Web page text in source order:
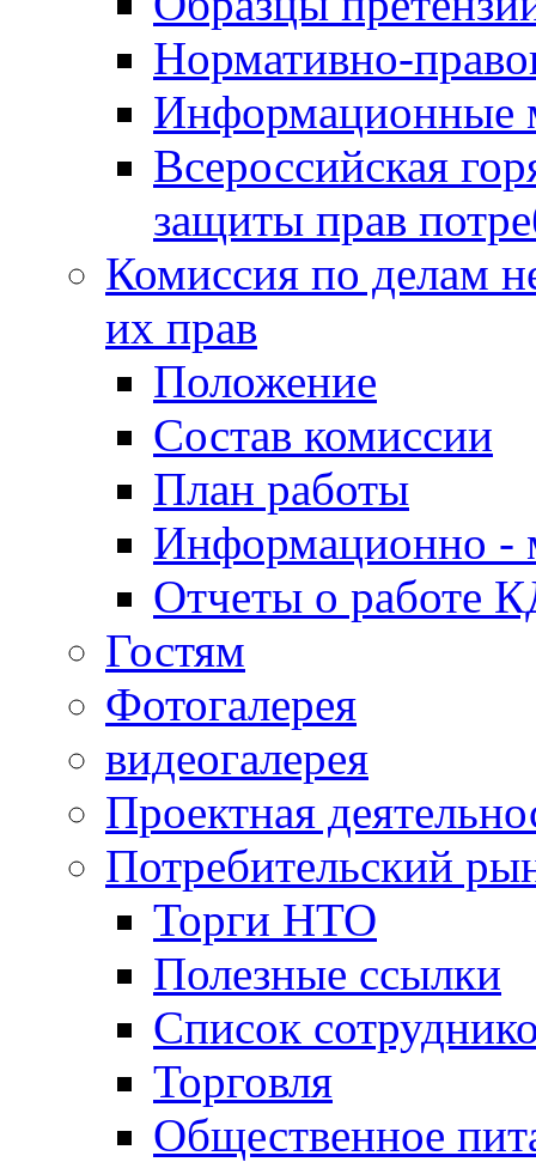
Нормативно-
Информационные
Всероссийская
защиты прав
Комиссия по делам
их прав
Положение
Состав комиссии
План работы
Информационно -
Отчеты о работе
Гостям
Фотогалерея
видеогалерея
Проектная
Потребительский
Торги НТО
Полезные ссылки
Список
Торговля
Общественное